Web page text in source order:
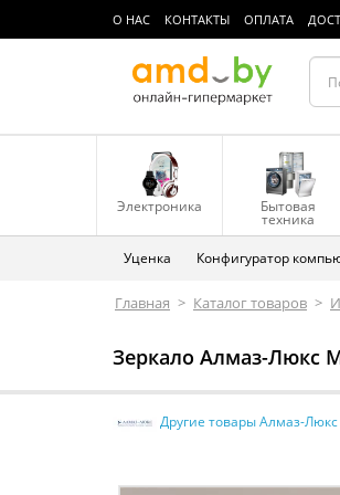
О НАС КОНТАКТЫ ОПЛАТА
Электроника Бытовая
техника
Уценка Конфигуратор
Главная > Каталог товаров >
Зеркало Алмаз-Люкс
Другие товары Алмаз-Люкс